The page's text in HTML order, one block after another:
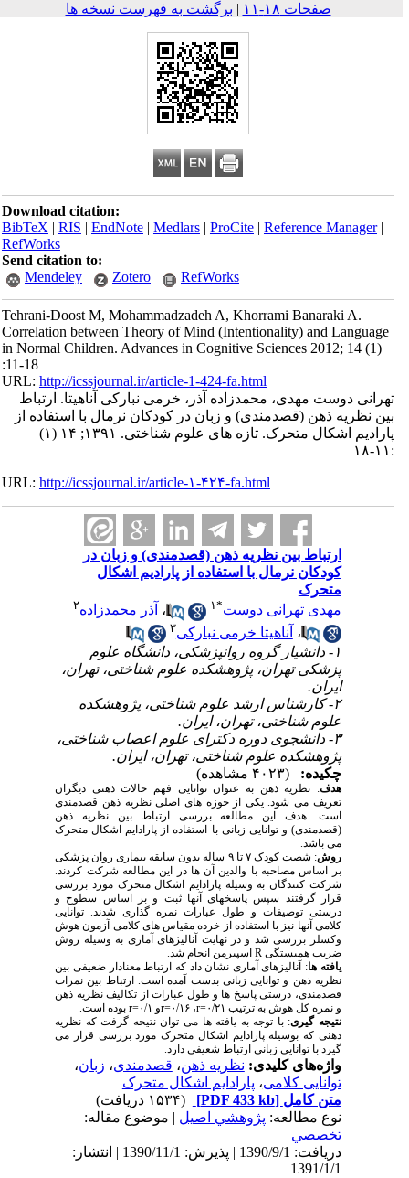
صفحات ۱۸-۱۱
| برگشت به فهرست نسخه ها
Download citation:
BibTeX|RIS|EndNote|Medlars|ProCite|Reference Manager
RefWorks
Send citation to:
Mendeley
Zotero RefWorks
Tehrani-Doost M, Mohammadzadeh A, Khorrami Banaraki A.
Correlation between Theory of Mind (Intentionality) and Language
in Normal Children. Advances in Cognitive Sciences 2012; 14 (1)
:11-18
URL:http://icssjournal.ir/article-1-424-fa.html
تهرانی دوست مهدی، محمدزاده آذر، خرمی نبارکی آناهیتا. ارتباط
بین نظریه ذهن (قصدمندی) و زبان در کودکان نرمال با استفاده از
پارادیم اشکال متحرک. تازه های علوم شناختی. ۱۳۹۱; ۱۴ (۱)
URL:http://icssjournal.ir/article-۱-۴۲۴-fa.html
ارتباط بین نظریه ذهن (قصدمندی) و زبان در
کودکان نرمال با استفاده از پارادیم اشکال
متحرک
مهدی تهرانی دوست* ۱ ،آذر محمدزاده۲
،آناهیتا خرمی نبارکی
۱- دانشیار گروه روانپزشکی، دانشگاه علوم
پزشکی تهران، پژوهشکده علوم شناختی، تهران،
ایران.
۲- کارشناس ارشد علوم شناختی، پژوهشکده
علوم شناختی، تهران، ایران.
۳- دانشجوی دوره دکترای علوم اعصاب شناختی،
پژوهشکده علوم شناختی، تهران، ایران.
چکیده:
هدف: نظریه ذهن به عنوان توانایی فهم حالات ذهنی دیگران
تعریف می شود. یکی از حوزه های اصلی نظریه ذهن قصدمندی
است. هدف این مطالعه بررسی ارتباط بین نظریه ذهن
(قصدمندی) و توانایی زبانی با استفاده از پارادایم اشکال متحرک
می باشد.
روش
: شصت کودک ۷ تا ۹ ساله بدون سابقه بیماری روان پزشکی
بر اساس مصاحبه با والدین آن ها در این مطالعه شرکت کردند.
شرکت کنندگان به وسیله پارادایم اشکال متحرک مورد بررسی
قرار گرفتند سپس پاسخهای آنها ثبت و بر اساس سطوح و
درستی توصیفات و طول عبارات نمره گذاری شدند. توانایی
کلامی آنها نیز با استفاده از خرده مقیاس های کلامی آزمون هوش
وکسلر بررسی شد و در نهایت آنالیزهای آماری به وسیله روش
ضریب همبستگیR اسپیرمن انجام شد.
یافته ها : آنالیزهای آماری نشان داد که ارتباط معنادار ضعیفی بین
نظریه ذهن و توانایی زبانی بدست آمده است. ارتباط بین نمرات
قصدمندی، درستی پاسخ ها و طول عبارات از تکالیف نظریه ذهن
و نمره کل هوش به ترتیبr=۰/۲۱،r=۰/۱۶وr=۰/۱بوده است.
نتیجه گیری: با توجه به یافته ها می توان نتیجه گرفت که نظریه
ذهنی که بوسیله پارادایم اشکال متحرک مورد بررسی قرار می
گیرد با توانایی زبانی ارتباط شعیفی دارد .
واژه‌های کلیدی:نظریه ذهن،قصدمندی،زبان،
توانایی کلامی،پارادایم اشکال متحرک
متن کامل[PDF 433 kb]
نوع مطالعه:پژوهشي اصیل| موضوع مقاله:
تخصصي
دریافت: 1390/9/1 | پذیرش: 1390/11/1 | انتشار:
1391/1/1